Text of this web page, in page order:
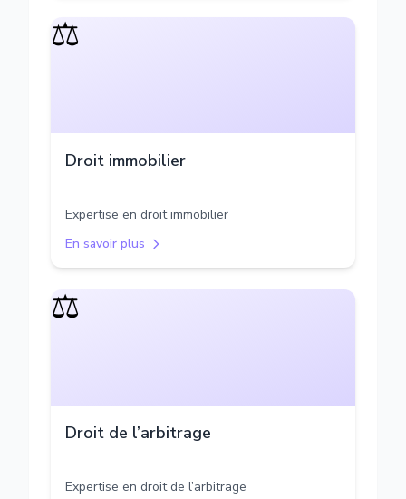
⚖️
Droit immobilier
Expertise en droit immobilier
En savoir plus
⚖️
Droit de l’arbitrage
Expertise en droit de l’arbitrage